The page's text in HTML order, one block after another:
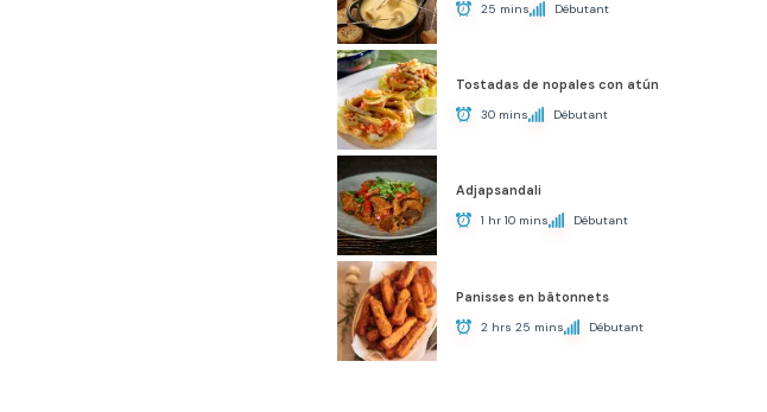
25 mins Débutant
Tostadas de nopales con atún
30 mins Débutant
Adjapsandali
1 hr 10 mins Débutant
Panisses en bâtonnets
2 hrs 25 mins Débutant